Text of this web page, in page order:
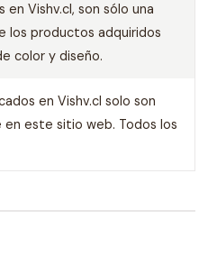
Vishv.cl, son sólo una
los productos adquiridos
color y diseño.
en Vishv.cl solo son
en este sitio web. Todos los